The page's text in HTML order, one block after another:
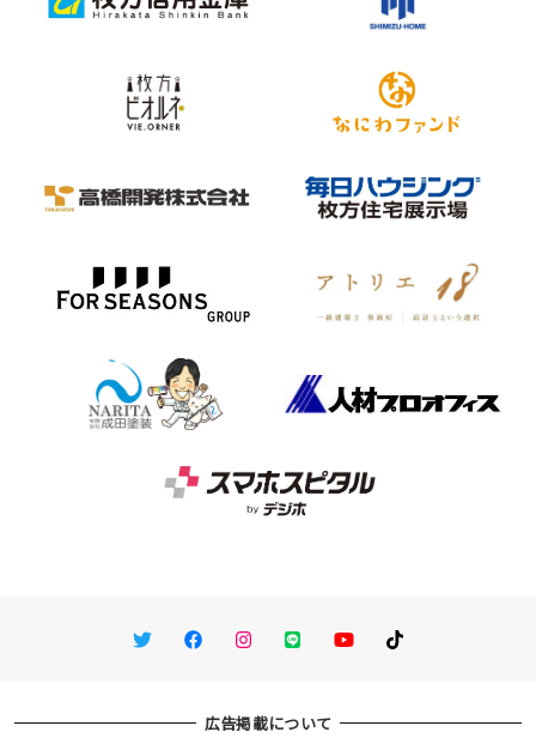
TwitterFacebookInstagram
LINE You TubeTikTok
広告掲載について